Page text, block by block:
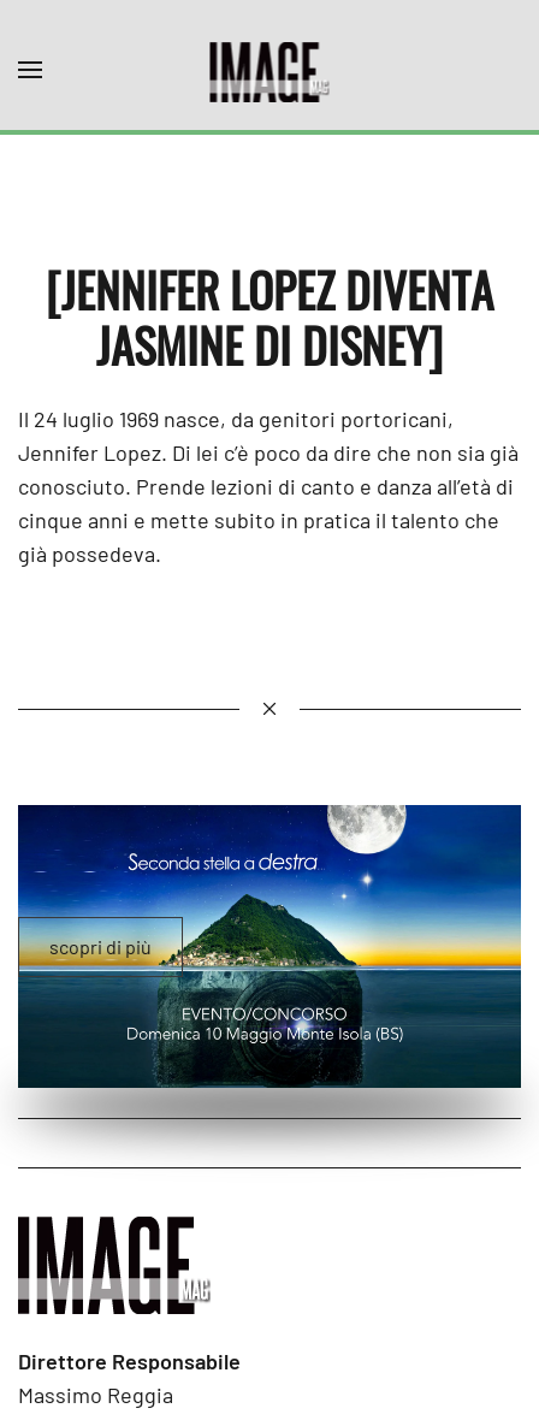
Skip to main content
[JENNIFER LOPEZ DIVENTA
JASMINE DI DISNEY]
Il 24 luglio 1969 nasce, da genitori portoricani,
Jennifer Lopez. Di lei c’è poco da dire che non sia già
conosciuto. Prende lezioni di canto e danza all’età di
cinque anni e mette subito in pratica il talento che
già possedeva.
scopri di più
Direttore Responsabile
Massimo Reggia